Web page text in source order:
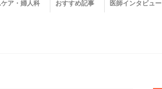
ケア・婦人科 おすすめ記事 医師インタビュー